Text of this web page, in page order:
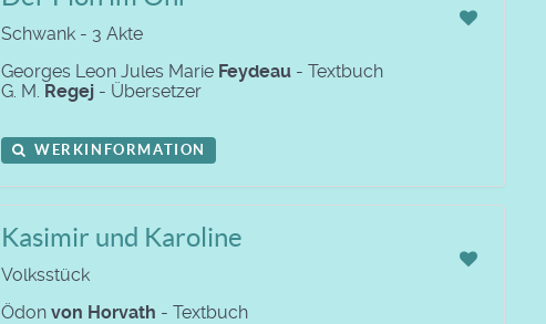
Schwank - 3 Akte
Georges Leon Jules Marie Feydeau - Textbuch
G. M. Regej - Übersetzer
WERKINFORMATION
Kasimir und Karoline
Volksstück
Ödon von Horvath - Textbuch